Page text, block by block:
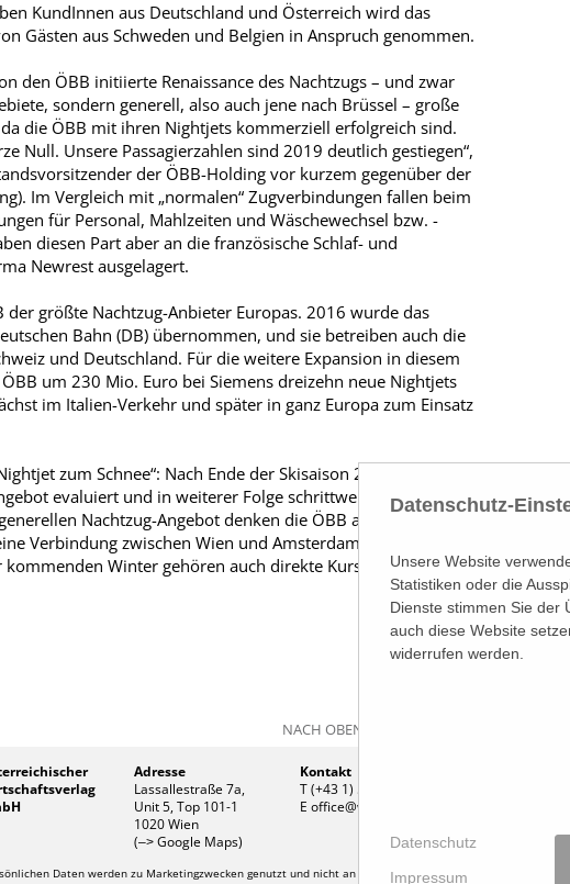
KundInnen aus Deutschland und Österreich wird das
Gästen aus Schweden und Belgien in Anspruch genommen.
den ÖBB initiierte Renaissance des Nachtzugs – und zwar
sondern generell, also auch jene nach Brüssel – große
die ÖBB mit ihren Nightjets kommerziell erfolgreich sind.
Null. Unsere Passagierzahlen sind 2019 deutlich gestiegen“,
der ÖBB-­Holding vor kurzem gegenüber der
Im Vergleich mit „normalen“ Zugverbindungen fallen beim
für Personal, Mahlzeiten und Wäschewechsel bzw. -
diesen Part aber an die französische Schlaf- und
Newrest ausgelagert.
größte Nachtzug-Anbieter Europas. 2016 wurde das
Bahn (DB) übernommen, und sie betreiben auch die
und Deutschland. Für die weitere Expansion in diesem
um 230 Mio. Euro bei Siemens dreizehn neue Nightjets
im Italien-Verkehr und später in ganz Europa zum Einsatz
zum Schnee“: Nach Ende der Skisaison 2020, die als
evaluiert und in weiterer Folge schrittweise ausgebaut
Nachtzug-Angebot denken die ÖBB an Expansion:
Verbindung zwischen Wien und Amsterdam dazukommen.
Winter gehören auch direkte Kurse nach
NACH OBEN
Adresse
Lassallestraße 7a,
Unit 5, Top 101-1
1020 Wien
(–>Google Maps)
Kontakt
T (+43 1) 546 64-0
E office@wirtschaftsverlag.at
Daten werden zu Marketingzwecken genutzt und nicht an Dritte weitergegeben. Die T.A.I.
Datenschutz-
Unsere Website
Statistiken oder die
Dienste stimmen Sie der
auch diese Website
widerrufen werden.
Datenschutz
Impressum